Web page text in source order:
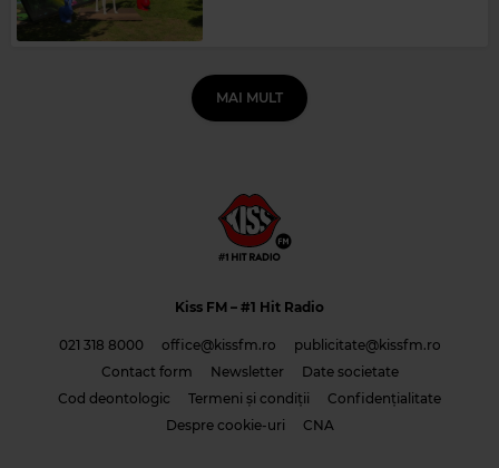
MAI MULT
Kiss FM – #1 Hit Radio
021 318 8000 office@kissfm.ro
publicitate@kissfm.ro
Contact form
Newsletter
Date societate
Cod deontologic
Termeni și condiții
Confidențialitate
Despre cookie-uri
CNA